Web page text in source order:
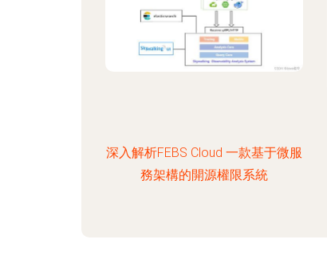
深入解析FEBS Cloud 一款基于微服
務架構的開源權限系統